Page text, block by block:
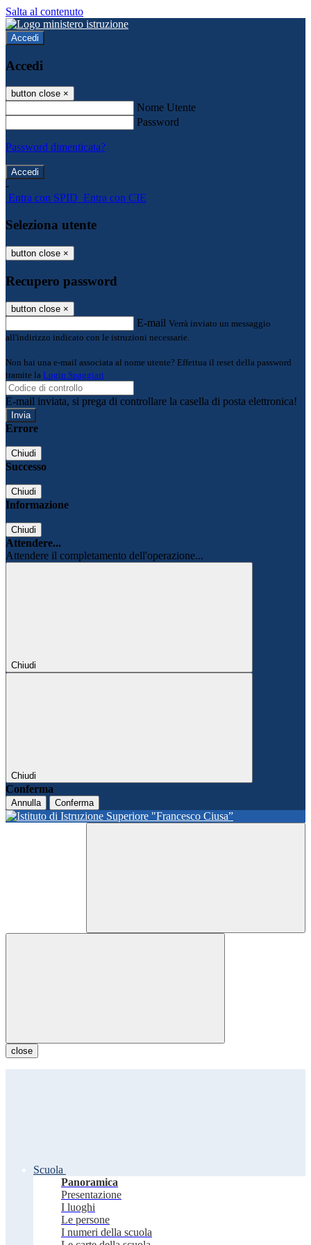
Salta al contenuto
Accedi
Accedi
button close ×
Nome Utente
Password
Password dimenticata?
-
Entra con SPID Entra con CIE
Seleziona utente
button close ×
Recupero password
button close ×
E-mail Verrà inviato un messaggio
all'indirizzo indicato con le istruzioni necessarie.
Non hai una e-mail associata al nome utente? Effettua il reset della password
tramite la Login Spaggiari
E-mail inviata, si prega di controllare la casella di posta elettronica!
Errore
Chiudi
Successo
Chiudi
Informazione
Chiudi
Attendere...
Attendere il completamento dell'operazione...
Chiudi
Chiudi
Conferma
Annulla Conferma
close
Scuola
Panoramica
Presentazione
I luoghi
Le persone
I numeri della scuola